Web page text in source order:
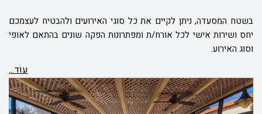
בשטח המסעדה, ניתן לקיים את כל סוגי האירועים ולהבטיח לעצמכם
יחס ושירות אישי לכל אורח/ת ומפתרונות הפקה שונים בהתאם לאופי
וסוג האירוע.
עוֹד...